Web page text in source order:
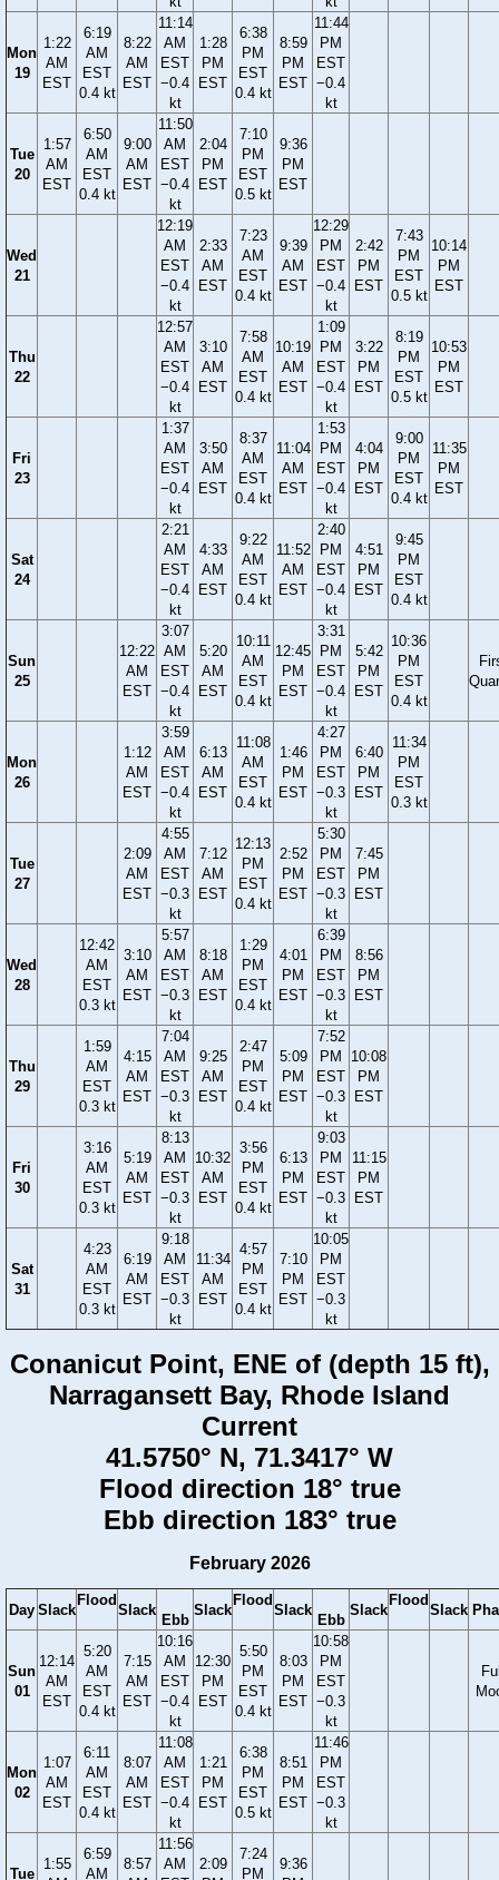
Mon
19
1:22
AM
EST
6:19
AM
EST
0.4 kt
8:22
AM
EST
11:14
AM
EST
−0.4
kt
1:28
PM
EST
6:38
PM
EST
0.4 kt
8:59
PM
EST
11:44
PM
EST
−0.4
kt
Tue
20
1:57
AM
EST
6:50
AM
EST
0.4 kt
9:00
AM
EST
11:50
AM
EST
−0.4
kt
2:04
PM
EST
7:10
PM
EST
0.5 kt
9:36
PM
EST
Wed
21
12:19
AM
EST
−0.4
kt
2:33
AM
EST
7:23
AM
EST
0.4 kt
9:39
AM
EST
12:29
PM
EST
−0.4
kt
2:42
PM
EST
7:43
PM
EST
0.5 kt
10:14
PM
EST
Thu
22
12:57
AM
EST
−0.4
kt
3:10
AM
EST
7:58
AM
EST
0.4 kt
10:19
AM
EST
1:09
PM
EST
−0.4
kt
3:22
PM
EST
8:19
PM
EST
0.5 kt
10:53
PM
EST
Fri
23
1:37
AM
EST
−0.4
kt
3:50
AM
EST
8:37
AM
EST
0.4 kt
11:04
AM
EST
1:53
PM
EST
−0.4
kt
4:04
PM
EST
9:00
PM
EST
0.4 kt
11:35
PM
EST
Sat
24
2:21
AM
EST
−0.4
kt
4:33
AM
EST
9:22
AM
EST
0.4 kt
11:52
AM
EST
2:40
PM
EST
−0.4
kt
4:51
PM
EST
9:45
PM
EST
0.4 kt
Sun
25
12:22
AM
EST
3:07
AM
EST
−0.4
kt
5:20
AM
EST
10:11
AM
EST
0.4 kt
12:45
PM
EST
3:31
PM
EST
−0.4
kt
5:42
PM
EST
10:36
PM
EST
0.4 kt
Mon
26
1:12
AM
EST
3:59
AM
EST
−0.4
kt
6:13
AM
EST
11:08
AM
EST
0.4 kt
1:46
PM
EST
4:27
PM
EST
−0.3
kt
6:40
PM
EST
11:34
PM
EST
0.3 kt
Tue
27
2:09
AM
EST
4:55
AM
EST
−0.3
kt
7:12
AM
EST
12:13
PM
EST
0.4 kt
2:52
PM
EST
5:30
PM
EST
−0.3
kt
7:45
PM
EST
Wed
28
12:42
AM
EST
0.3 kt
3:10
AM
EST
5:57
AM
EST
−0.3
kt
8:18
AM
EST
1:29
PM
EST
0.4 kt
4:01
PM
EST
6:39
PM
EST
−0.3
kt
8:56
PM
EST
Thu
29
1:59
AM
EST
0.3 kt
4:15
AM
EST
7:04
AM
EST
−0.3
kt
9:25
AM
EST
2:47
PM
EST
0.4 kt
5:09
PM
EST
7:52
PM
EST
−0.3
kt
10:08
PM
EST
Fri
30
3:16
AM
EST
0.3 kt
5:19
AM
EST
8:13
AM
EST
−0.3
kt
10:32
AM
EST
3:56
PM
EST
0.4 kt
6:13
PM
EST
9:03
PM
EST
−0.3
kt
11:15
PM
EST
Sat
31
4:23
AM
EST
0.3 kt
6:19
AM
EST
9:18
AM
EST
−0.3
kt
11:34
AM
EST
4:57
PM
EST
0.4 kt
7:10
PM
EST
10:05
PM
EST
−0.3
kt
Conanicut Point, ENE of (depth 15 ft),
Narragansett Bay, Rhode Island
Current
41.5750° N, 71.3417° W
Flood direction 18° true
Ebb direction 183° true
February 2026
Day Slack
Flood
Slack
Ebb
Slack
Flood
Slack
Ebb
Slack
Flood
Slack
Sun
01
12:14
AM
EST
5:20
AM
EST
0.4 kt
7:15
AM
EST
10:16
AM
EST
−0.4
kt
12:30
PM
EST
5:50
PM
EST
0.4 kt
8:03
PM
EST
10:58
PM
EST
−0.3
kt
Mon
02
1:07
AM
EST
6:11
AM
EST
0.4 kt
8:07
AM
EST
11:08
AM
EST
−0.4
kt
1:21
PM
EST
6:38
PM
EST
0.5 kt
8:51
PM
EST
11:46
PM
EST
−0.3
kt
Tue
1:55
6:59
AM
8:57
11:56
AM
2:09
7:24
PM
9:36